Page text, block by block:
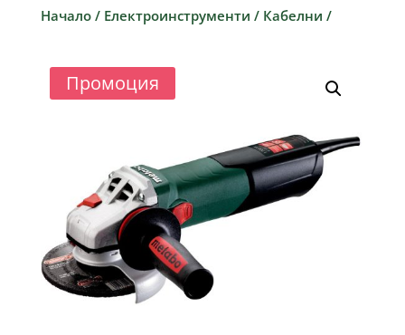
Начало/ Електроинструменти / Кабелни /
Промоция